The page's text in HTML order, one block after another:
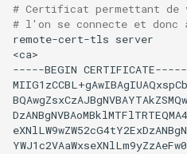
# Certificat permettant
# l'on se connecte et donc
remote-cert-tls server
<ca>
-----BEGIN CERTIFICATE-----